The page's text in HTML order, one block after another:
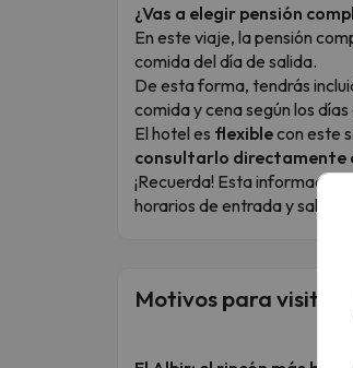
¿Vas a elegir pensión
En este viaje, la pensión
comida del día de salida.
De esta forma, tendrás
comida y cena según los
El hotel es flexiblecon este
consultarlo directamente
¡Recuerda! Esta información
horarios de entrada y salida
Motivos para visitar